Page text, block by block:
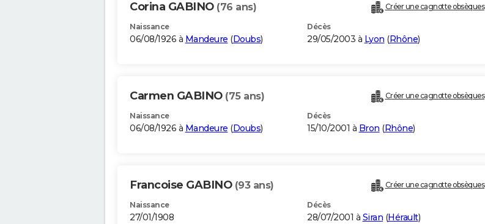
Corina GABINO (76 ans) Créer une cagnotte obsèques
Naissance
06/08/1926 à Mandeure (Doubs)
Décès
29/05/2003 à Lyon (Rhône)
Carmen GABINO (75 ans) Créer une cagnotte obsèques
Naissance
06/08/1926 à Mandeure (Doubs)
Décès
15/10/2001 à Bron (Rhône)
Francoise GABINO (93 ans) Créer une cagnotte obsèques
Naissance
27/01/1908
Décès
28/07/2001 à Siran (Hérault)